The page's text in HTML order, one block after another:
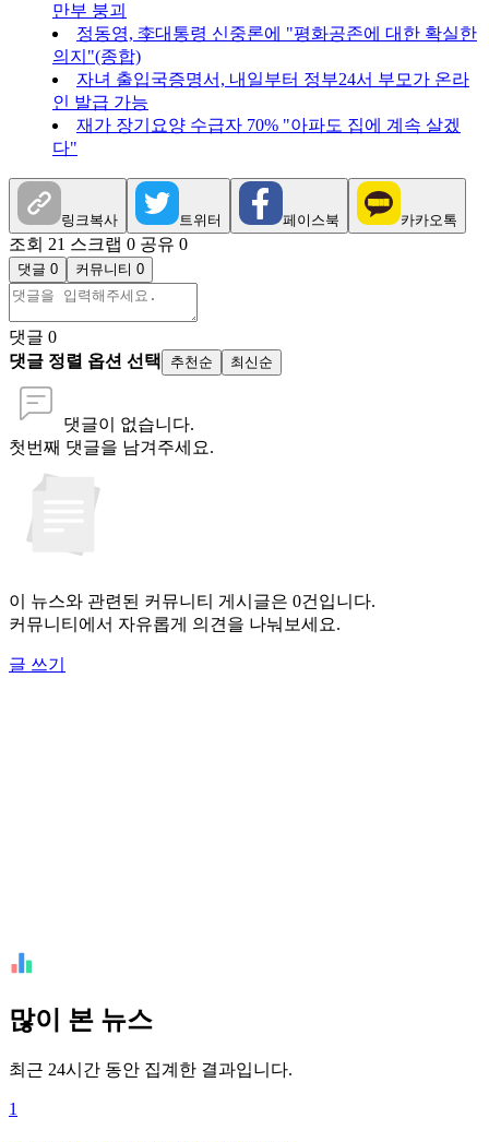
만부 붕괴
정동영, 李대통령 신중론에 "평화공존에 대한 확실한
의지"(종합)
자녀 출입국증명서, 내일부터 정부24서 부모가 온라
인 발급 가능
재가 장기요양 수급자 70% "아파도 집에 계속 살겠
다"
링크복사 트위터 페이스북 카카오톡
조회 21 스크랩 0 공유 0
댓글 0 커뮤니티 0
댓글 0
댓글 정렬 옵션 선택
추천순 최신순
댓글이 없습니다.
첫번째 댓글을 남겨주세요.
이 뉴스와 관련된 커뮤니티 게시글은 0건입니다.
커뮤니티에서 자유롭게 의견을 나눠보세요.
글 쓰기
많이 본 뉴스
최근 24시간 동안 집계한 결과입니다.
1